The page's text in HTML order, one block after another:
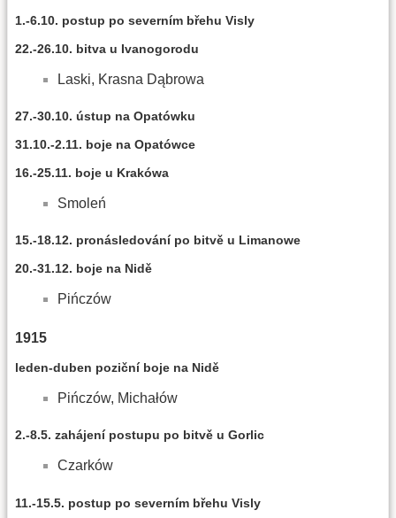
1.-6.10. postup po severním břehu Visly
22.-26.10. bitva u Ivanogorodu
Laski, Krasna Dąbrowa
27.-30.10. ústup na Opatówku
31.10.-2.11. boje na Opatówce
16.-25.11. boje u Krakówa
Smoleń
15.-18.12. pronásledování po bitvě u Limanowe
20.-31.12. boje na Nidě
Pińczów
1915
leden-duben poziční boje na Nidě
Pińczów, Michałów
2.-8.5. zahájení postupu po bitvě u Gorlic
Czarków
11.-15.5. postup po severním břehu Visly